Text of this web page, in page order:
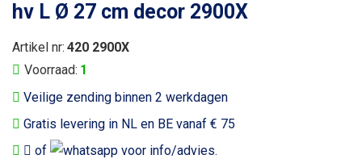
hv L Ø 27 cm decor 2900X
Veilige zending binnen 2 werkdagen
Gratis levering in NL en BE vanaf € 75
of
voor info/advies.
Voorraad: 1
Artikel nr: 420 2900X